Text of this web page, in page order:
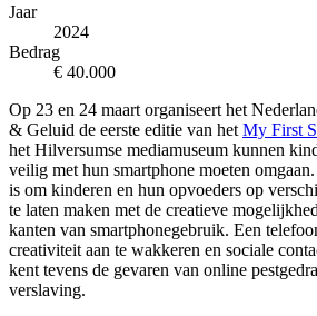
Jaar
2024
Bedrag
€ 40.000
Op 23 en 24 maart organiseert het
& Geluid de eerste editie van het My First
het Hilversumse mediamuseum kunnen
veilig met hun smartphone moeten
is om kinderen en hun opvoeders op
te laten maken met de creatieve
kanten van smartphonegebruik. Een
creativiteit aan te wakkeren en sociale
kent tevens de gevaren van online
verslaving.